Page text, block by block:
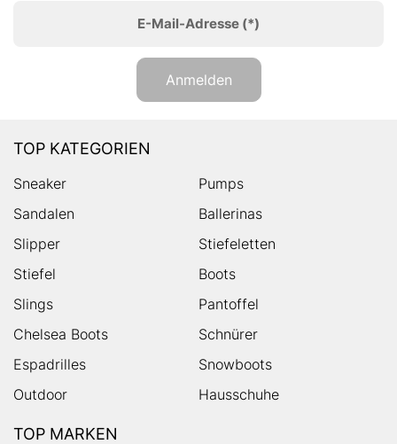
E-Mail-Adresse (*)
Anmelden
TOP KATEGORIEN
Sneaker
Pumps
Sandalen
Ballerinas
Slipper
Stiefeletten
Stiefel
Boots
Slings
Pantoffel
Chelsea Boots
Schnürer
Espadrilles
Snowboots
Outdoor
Hausschuhe
TOP MARKEN